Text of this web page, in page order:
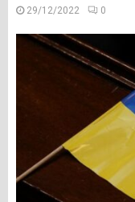
29/12/2022 0